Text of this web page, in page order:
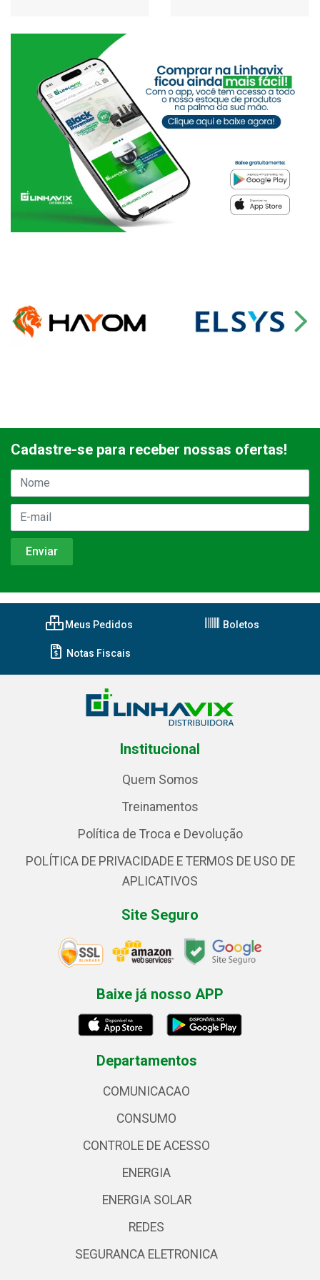
Cadastre-se para receber nossas ofertas!
Meus Pedidos Boletos
Notas Fiscais
Institucional
Quem Somos
Treinamentos
Política de Troca e Devolução
POLÍTICA DE PRIVACIDADE E TERMOS DE USO DE
APLICATIVOS
Site Seguro
Baixe já nosso APP
Departamentos
COMUNICACAO
CONSUMO
CONTROLE DE ACESSO
ENERGIA
ENERGIA SOLAR
REDES
SEGURANCA ELETRONICA